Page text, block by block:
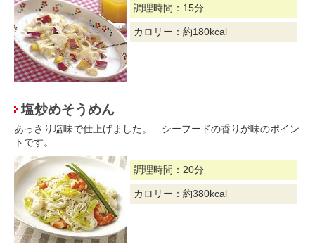
調理時間：15分
カロリー：約180kcal
塩炒めそうめん
あっさり塩味で仕上げました。 シーフードの香りが味のポイン
トです。
調理時間：20分
カロリー：約380kcal